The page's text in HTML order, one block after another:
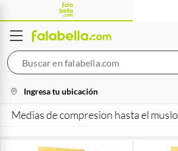
Bar
location-
icon
Ingresa tu ubicación
Medias de compresion hasta el muslo